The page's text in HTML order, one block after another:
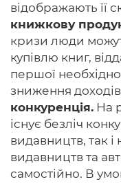
відображають її
книжкову
кризи люди
купівлю книг,
першої
зниження
конкуренція. На
існує безліч
видавництв, так
видавництв та
самостійно. В